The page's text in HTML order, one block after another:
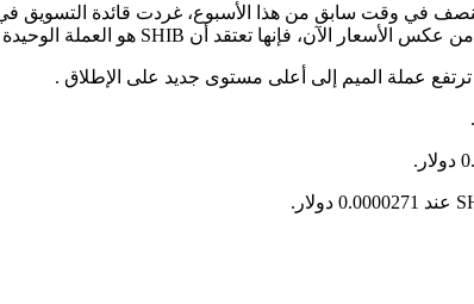
عملة الميم إلى أعلى مستوى جديد على الإطلاق .